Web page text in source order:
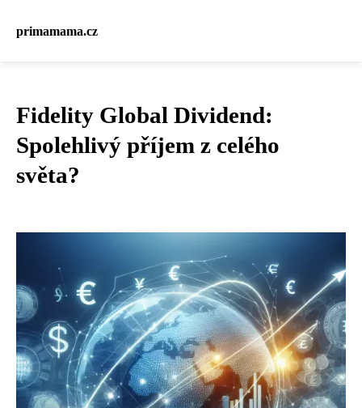
primamama.cz
Fidelity Global Dividend:
Spolehlivý příjem z celého
světa?